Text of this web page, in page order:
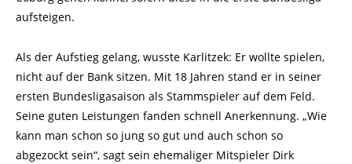
aufsteigen.
Als der Aufstieg gelang, wusste Karlitzek: Er wollte spielen,
nicht auf der Bank sitzen. Mit 18 Jahren stand er in seiner
ersten Bundesligasaison als Stammspieler auf dem Feld.
Seine guten Leistungen fanden schnell Anerkennung. „Wie
kann man schon so jung so gut und auch schon so
abgezockt sein“, sagt sein ehemaliger Mitspieler Dirk